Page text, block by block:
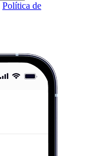
Política de